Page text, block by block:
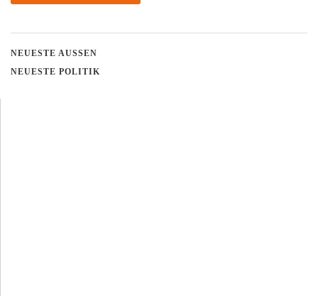
NEUESTE AUSSEN
NEUESTE POLITIK